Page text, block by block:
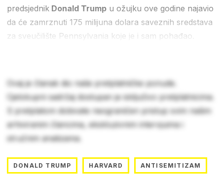
predsjednik Donald Trump u ožujku ove godine najavio
da će zamrznuti 175 milijuna dolara saveznih sredstava
za sveučilište Pennsylvania koje je i sam pohađao.
Ovaj je članak dio naše pretplatničke ponude.
Cjelokupni sadržaj dostupan je isključivo pretplatnicima.
S pretplatom dobivate neograničen pristup svim našim
arhiviranim člancima, ekskluzivnim intervjuima i
stručnim analizama.
DONALD TRUMP HARVARD ANTISEMITIZAM